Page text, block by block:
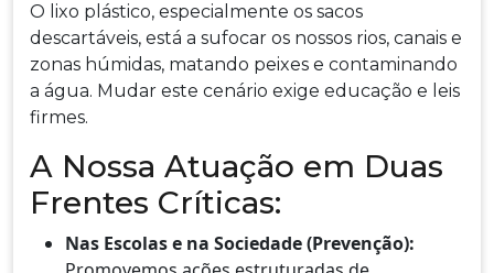
O lixo plástico, especialmente os sacos
descartáveis, está a sufocar os nossos rios, canais e
zonas húmidas, matando peixes e contaminando
a água. Mudar este cenário exige educação e leis
firmes.
A Nossa Atuação em Duas
Frentes Críticas:
Nas Escolas e na Sociedade (Prevenção):